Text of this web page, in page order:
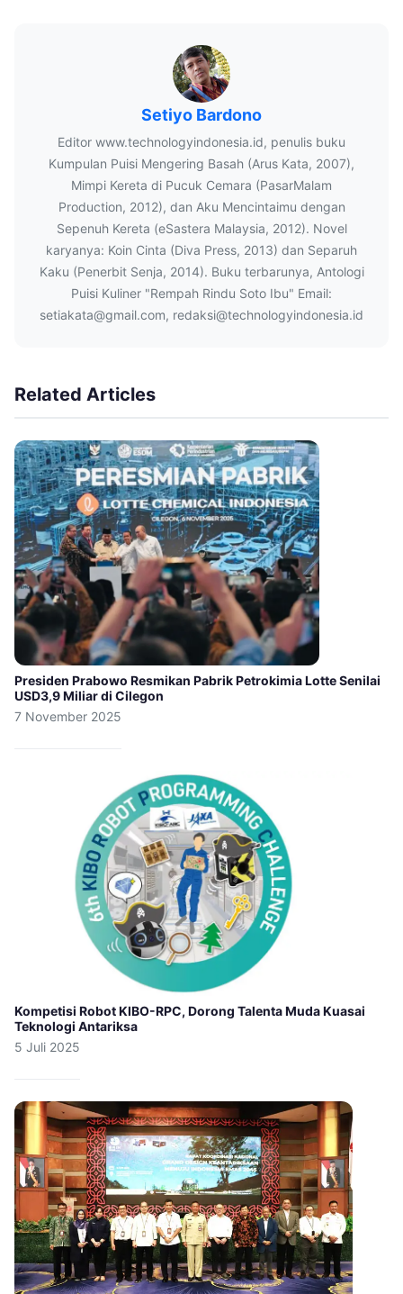
Setiyo Bardono
Editor www.technologyindonesia.id, penulis buku
Kumpulan Puisi Mengering Basah (Arus Kata, 2007),
Mimpi Kereta di Pucuk Cemara (PasarMalam
Production, 2012), dan Aku Mencintaimu dengan
Sepenuh Kereta (eSastera Malaysia, 2012). Novel
karyanya: Koin Cinta (Diva Press, 2013) dan Separuh
Kaku (Penerbit Senja, 2014). Buku terbarunya, Antologi
Puisi Kuliner "Rempah Rindu Soto Ibu" Email:
setiakata@gmail.com, redaksi@technologyindonesia.id
Related Articles
Presiden Prabowo Resmikan Pabrik Petrokimia Lotte Senilai
USD3,9 Miliar di Cilegon
7 November 2025
Kompetisi Robot KIBO-RPC, Dorong Talenta Muda Kuasai
Teknologi Antariksa
5 Juli 2025